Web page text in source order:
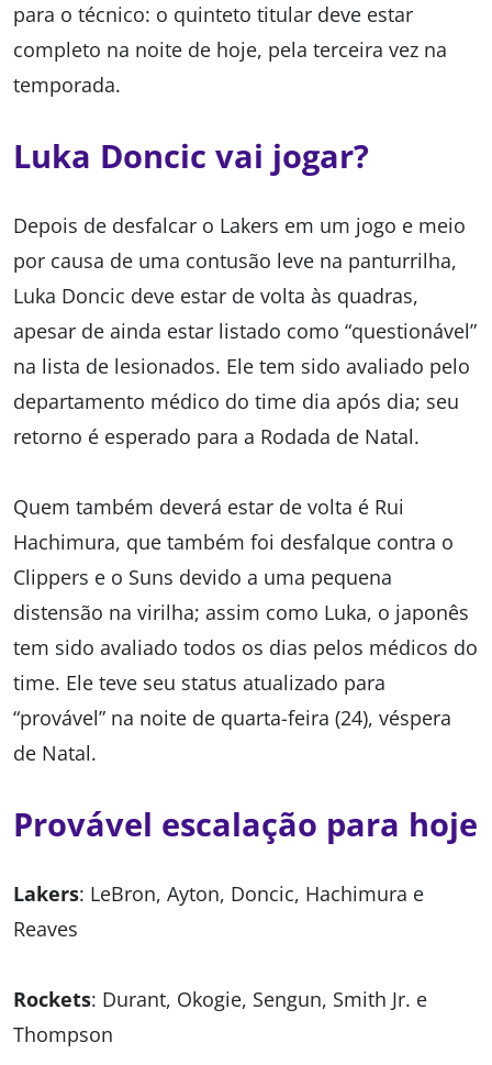
para o técnico: o quinteto titular deve estar
completo na noite de hoje, pela terceira vez na
temporada.
Luka Doncic vai jogar?
Depois de desfalcar o Lakers em um jogo e meio
por causa de uma contusão leve na panturrilha,
Luka Doncic deve estar de volta às quadras,
apesar de ainda estar listado como “questionável”
na lista de lesionados. Ele tem sido avaliado pelo
departamento médico do time dia após dia; seu
retorno é esperado para a Rodada de Natal.
Quem também deverá estar de volta é Rui
Hachimura, que também foi desfalque contra o
Clippers e o Suns devido a uma pequena
distensão na virilha; assim como Luka, o japonês
tem sido avaliado todos os dias pelos médicos do
time. Ele teve seu status atualizado para
“provável” na noite de quarta-feira (24), véspera
de Natal.
Provável escalação para hoje
Lakers: LeBron, Ayton, Doncic, Hachimura e
Reaves
Rockets: Durant, Okogie, Sengun, Smith Jr. e
Thompson